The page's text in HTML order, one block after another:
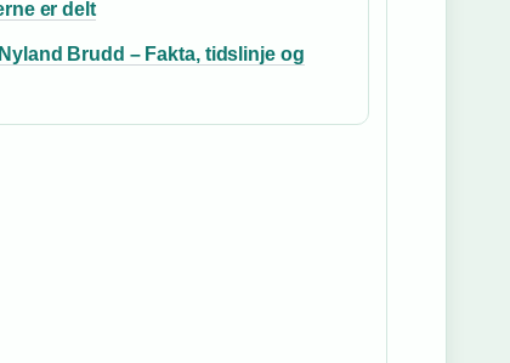
er delt
Brudd – Fakta, tidslinje og